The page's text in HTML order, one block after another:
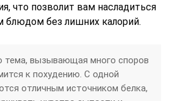
что позволит вам насладиться
без лишних калорий.
тема, вызывающая много споров
к похудению. С одной
отличным источником белка,